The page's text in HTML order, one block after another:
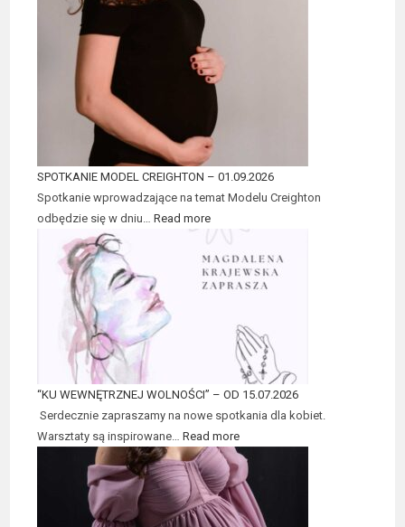
SPOTKANIE MODEL CREIGHTON – 01.09.2026
Spotkanie wprowadzające na temat Modelu Creighton
odbędzie się w dniu…Read more
“KU WEWNĘTRZNEJ WOLNOŚCI” – OD 15.07.2026
Serdecznie zapraszamy na nowe spotkania dla kobiet.
Warsztaty są inspirowane…Read more